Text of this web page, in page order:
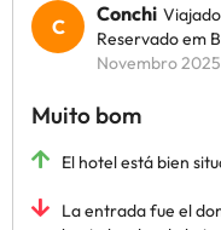
Conchi
Reservado em
Novembro 2025
Muito bom
El hotel está bien
La entrada fue el